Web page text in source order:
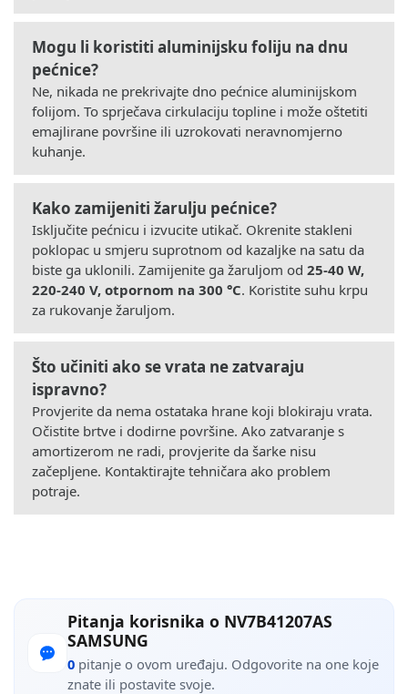
Mogu li koristiti aluminijsku foliju na dnu
pećnice?
Ne, nikada ne prekrivajte dno pećnice aluminijskom
folijom. To sprječava cirkulaciju topline i može oštetiti
emajlirane površine ili uzrokovati neravnomjerno
kuhanje.
Kako zamijeniti žarulju pećnice?
Isključite pećnicu i izvucite utikač. Okrenite stakleni
poklopac u smjeru suprotnom od kazaljke na satu da
biste ga uklonili. Zamijenite ga žaruljom od 25-40 W,
220-240 V, otpornom na 300 °C. Koristite suhu krpu
za rukovanje žaruljom.
Što učiniti ako se vrata ne zatvaraju
ispravno?
Provjerite da nema ostataka hrane koji blokiraju vrata.
Očistite brtve i dodirne površine. Ako zatvaranje s
amortizerom ne radi, provjerite da šarke nisu
začepljene. Kontaktirajte tehničara ako problem
potraje.
Pitanja korisnika o NV7B41207AS
SAMSUNG
0 pitanje o ovom uređaju. Odgovorite na one koje
znate ili postavite svoje.